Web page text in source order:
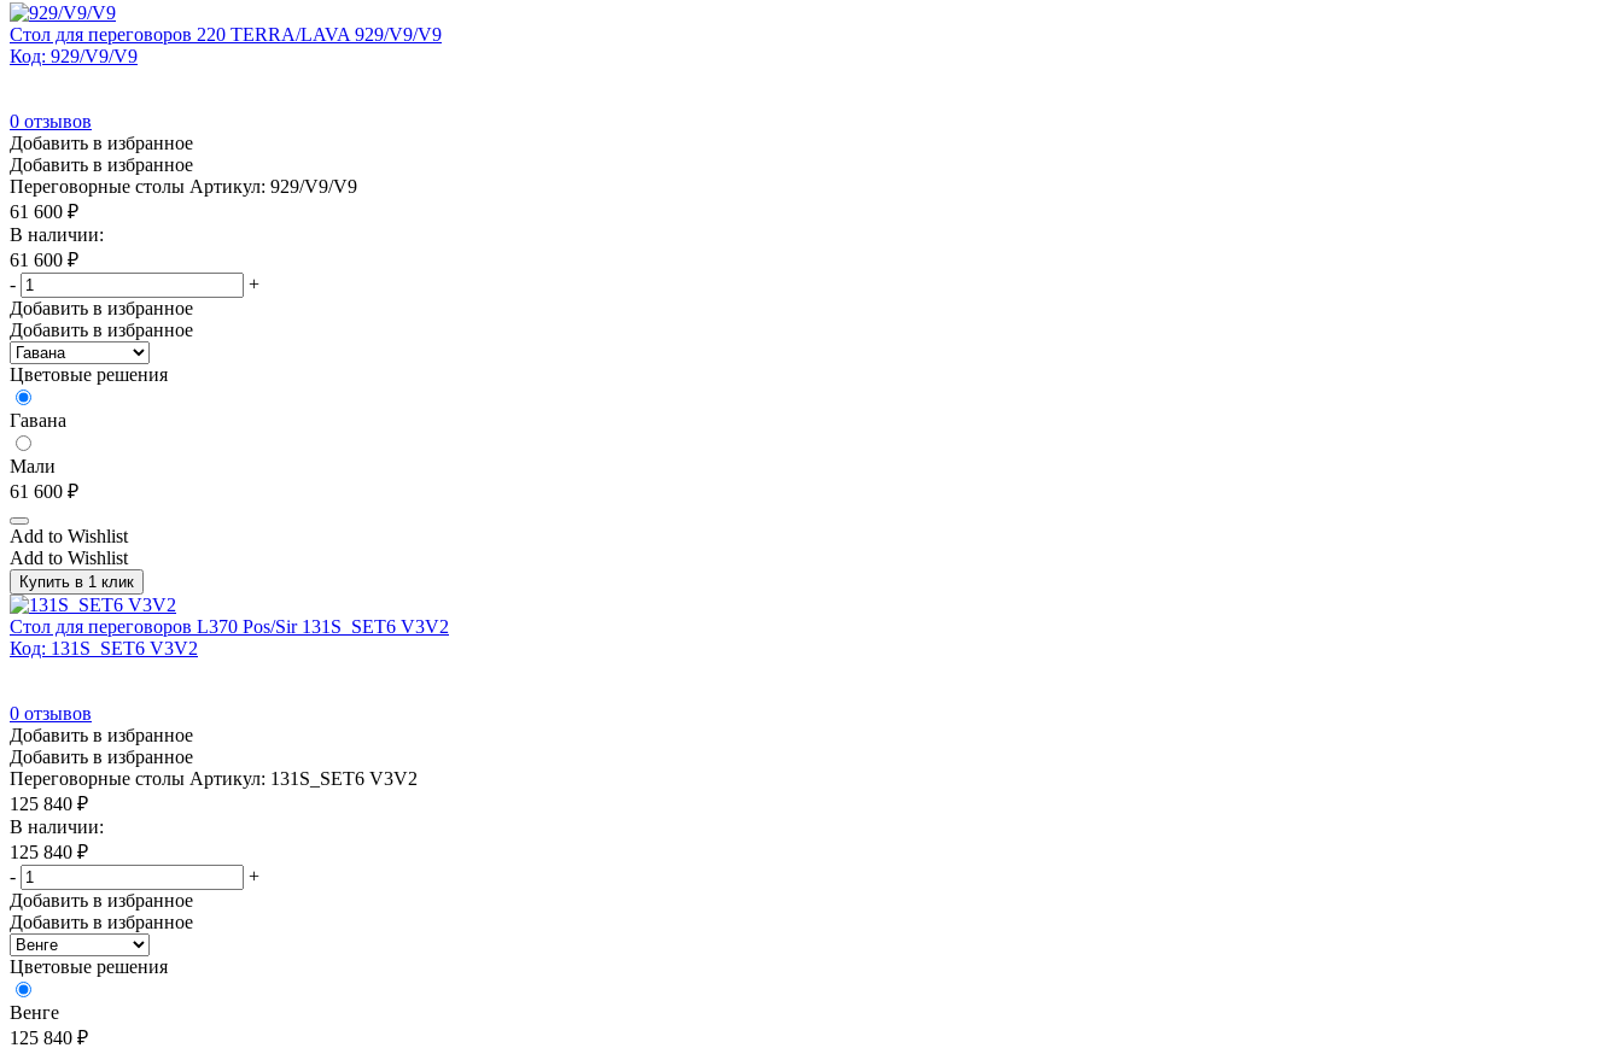
Стол для переговоров 220 TERRA/LAVA 929/V9/V9
Код: 929/V9/V9
0 отзывов
Добавить в избранное
Добавить в избранное
Переговорные столы Артикул: 929/V9/V9
61 600 ₽
В наличии:
61 600 ₽
-
+
Добавить в избранное
Добавить в избранное
Цветовые решения
Гавана
Мали
61 600 ₽
Add to Wishlist
Add to Wishlist
Купить в 1 клик
Стол для переговоров L370 Pos/Sir 131S_SET6 V3V2
Код: 131S_SET6 V3V2
0 отзывов
Добавить в избранное
Добавить в избранное
Переговорные столы Артикул: 131S_SET6 V3V2
125 840 ₽
В наличии:
125 840 ₽
-
+
Добавить в избранное
Добавить в избранное
Цветовые решения
Венге
125 840 ₽